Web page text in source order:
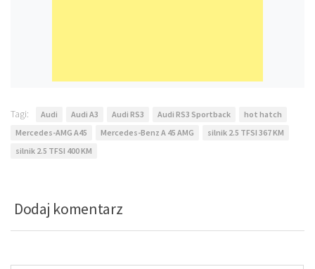
Tagi: Audi Audi A3 Audi RS3 Audi RS3 Sportback
hot hatch
Mercedes-AMG A45
Mercedes-Benz A 45 AMG
silnik 2.5 TFSI 367 KM
silnik 2.5 TFSI 400 KM
Dodaj komentarz